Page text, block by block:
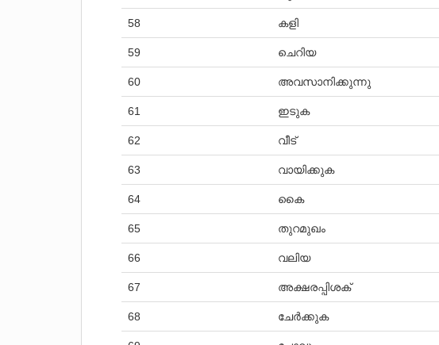
58 കളി
59 ചെറിയ
60 അവസാനിക്കുന്നു
61 ഇടുക
62 വീട്
63 വായിക്കുക
64 കൈ
65 തുറമുഖം
66 വലിയ
67 അക്ഷരപ്പിശക്
68 ചേർക്കുക